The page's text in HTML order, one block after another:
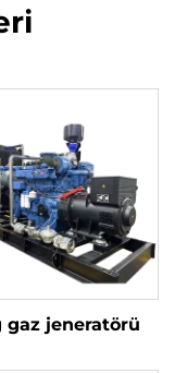
gaz jeneratörü